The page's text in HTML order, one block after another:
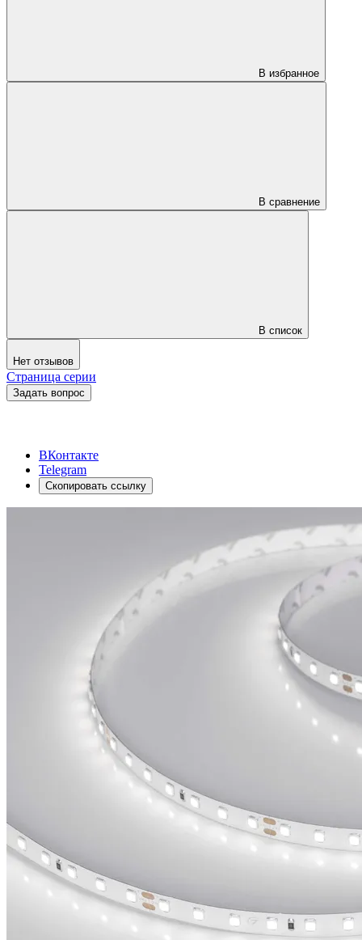
В избранное
В сравнение
В список
Нет отзывов
Страница серии
Задать вопрос
ВКонтакте
Telegram
Скопировать ссылку